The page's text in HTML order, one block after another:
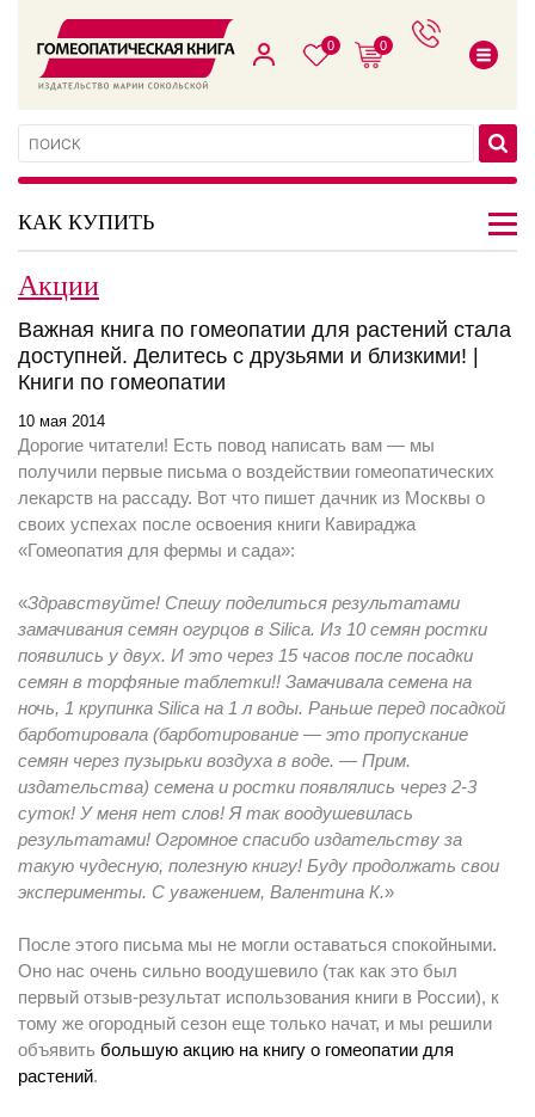
0 0
КАК КУПИТЬ
Акции
Важная книга по гомеопатии для растений стала
доступней. Делитесь с друзьями и близкими! |
Книги по гомеопатии
10 мая 2014
Дорогие читатели! Есть повод написать вам — мы
получили первые письма о воздействии гомеопатических
лекарств на рассаду. Вот что пишет дачник из Москвы о
своих успехах после освоения книги Кавираджа
«Гомеопатия для фермы и сада»:
«Здравствуйте! Спешу поделиться результатами
замачивания семян огурцов в Silica. Из 10 семян ростки
появились у двух. И это через 15 часов после посадки
семян в торфяные таблетки!! Замачивала семена на
ночь, 1 крупинка Silica на 1 л воды. Раньше перед посадкой
барботировала (барботирование — это пропускание
семян через пузырьки воздуха в воде. — Прим.
издательства) семена и ростки появлялись через 2-3
суток! У меня нет слов! Я так воодушевилась
результатами! Огромное спасибо издательству за
такую чудесную, полезную книгу! Буду продолжать свои
эксперименты. С уважением, Валентина К.»
После этого письма мы не могли оставаться спокойными.
Оно нас очень сильно воодушевило (так как это был
первый отзыв-результат использования книги в России), к
тому же огородный сезон еще только начат, и мы решили
объявить большую акцию на книгу о гомеопатии для
растений.